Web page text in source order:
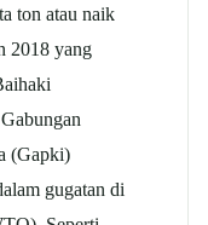
ton atau naik
2018 yang
(Gapki)
gugatan di